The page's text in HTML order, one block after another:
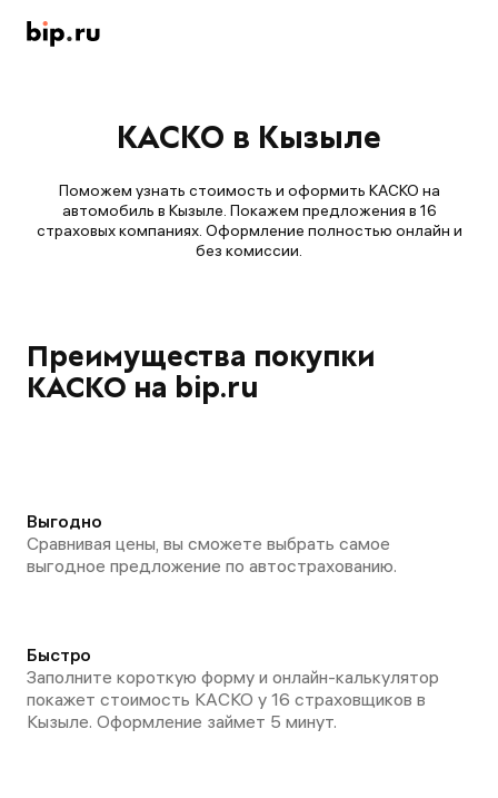
КАСКО в Кызыле
Поможем узнать стоимость и оформить КАСКО на
автомобиль в Кызыле. Покажем предложения в 16
страховых компаниях. Оформление полностью онлайн и
без комиссии.
Преимущества покупки
КАСКО на bip.ru
Выгодно
Сравнивая цены, вы сможете выбрать самое
выгодное предложение по автострахованию.
Быстро
Заполните короткую форму и онлайн-калькулятор
покажет стоимость КАСКО у 16 страховщиков в
Кызыле. Оформление займет 5 минут.